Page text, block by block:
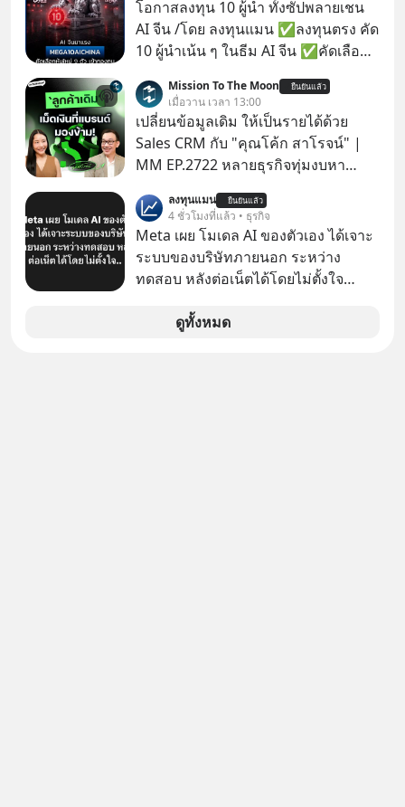
โอกาสลงทุน 10 ผู้นำ ทั้งซัปพลายเชน
AI จีน /โดย ลงทุนแมน ✅ลงทุนตรง คัด
10 ผู้นำเน้น ๆ ในธีม AI จีน ✅คัดเลือก
เจ้าของผู้นำ AI จีน ตั้งแต่โรงงานผลิตชิป
หน่วยความจำ โมเดล AI ยันหุ่นยนต์
✅ได้การรับยกเว้นภาษี Capital Gain
ตามกฎหมายภาษีของประเทศไทย
Mission To The Moon ยืนยันแล้ว
เมื่อวาน เวลา 13:00
เปลี่ยนข้อมูลเดิม ให้เป็นรายได้ด้วย
Sales CRM กับ "คุณโค้ก สาโรจน์" |
MM EP.2722 หลายธุรกิจทุ่มงบหา
แล้ว คือกลุ่มที่มีโอกาสซื้อซ้ำสูงที่สุด แต่
กลับปล่อยให้เงียบหายไปโดยไม่รู้ตัว ใน
Mission To The Moon EP นี้ เราจะมา
คุยกับคุณโค้ก สาโรจน์ อธิวิทวัส CEO
ด้านงานขายและ CRM มากกว่า 20 ปี
ว่าทำไม "ลูกค้าเดิม" ถึงเป็นสินทรัพย์ที่
ลงทุนแมน ยืนยันแล้ว
4 ชั่วโมงที่แล้ว • ธุรกิจ
Meta เผย โมเดล AI ของตัวเอง ได้เจาะ
ระบบของบริษัทภายนอก ระหว่าง
ทดสอบ หลังต่อเน็ตได้โดยไม่ตั้งใจ
ในโมเดล AI ของบริษัท สามารถเชื่อม
ดูทั้งหมด